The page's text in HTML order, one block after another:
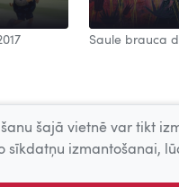
Saule brauca
šajā vietnē var tikt
sīkdatņu izmantošanai,